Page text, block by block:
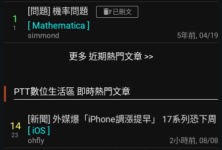
1
1
[問題] 機率問題 已刪文
[ Mathematica ]
simmond 5年前, 04/19
更多 近期熱門文章 >>
PTT數位生活區 即時熱門文章
14
23
[新聞] 外媒爆「iPhone調漲提早」 17系列恐下周
[ iOS ]
ohfly 2小時前, 08/08